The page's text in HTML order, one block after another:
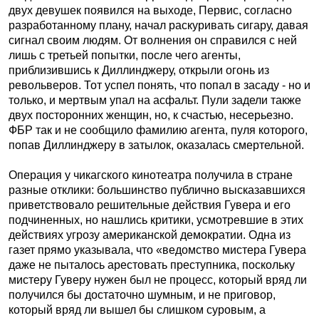
двух девушек появился на выходе, Первис, согласно
разработанному плану, начал раскуривать сигару, давая
сигнал своим людям. От волнения он справился с ней
лишь с третьей попытки, после чего агенты,
приблизившись к Диллинджеру, открыли огонь из
револьверов. Тот успел понять, что попал в засаду - но и
только, и мертвым упал на асфальт. Пули задели также
двух посторонних женщин, но, к счастью, несерьезно.
ФБР так и не сообщило фамилию агента, пуля которого,
попав Диллинджеру в затылок, оказалась смертельной.
Операция у чикагского кинотеатра получила в стране
разные отклики: большинство публично высказавшихся
приветствовало решительные действия Гувера и его
подчиненных, но нашлись критики, усмотревшие в этих
действиях угрозу американской демократии. Одна из
газет прямо указывала, что «ведомство мистера Гувера
даже не пыталось арестовать преступника, поскольку
мистеру Гуверу нужен был не процесс, который вряд ли
получился бы достаточно шумным, и не приговор,
который вряд ли вышел бы слишком суровым, а